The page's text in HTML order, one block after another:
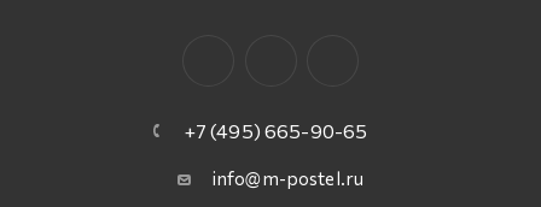
+7 (495) 665-90-65
info@m-postel.ru